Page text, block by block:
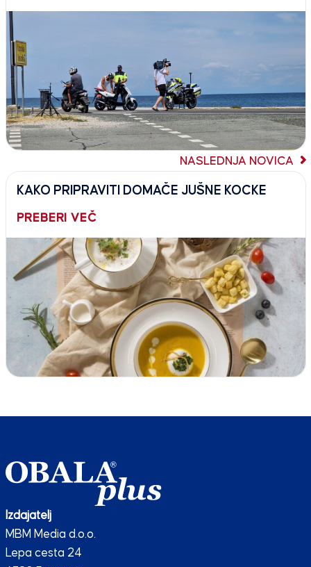
NASLEDNJA NOVICA
KAKO PRIPRAVITI DOMAČE JUŠNE KOCKE
PREBERI VEČ
Izdajatelj
MBM Media d.o.o.
Lepa cesta 24